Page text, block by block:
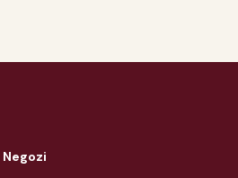
Negozi